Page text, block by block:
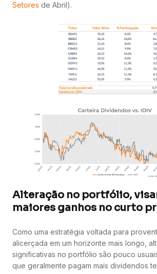
Setores de Abril).
Alteração no portfólio,
maiores ganhos no curto
Como uma estratégia voltada para
alicerçada em um horizonte mais longo,
significativas no portfólio são pouco
que geralmente pagam mais dividendos